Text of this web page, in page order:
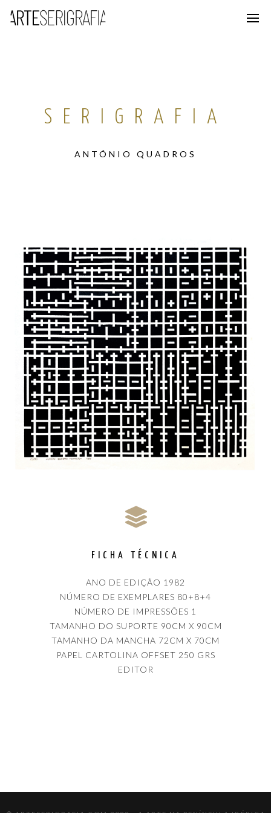
SERIGRAFIA
ANTÓNIO QUADROS
FICHA TÉCNICA
ANO DE EDIÇÃO 1982
NÚMERO DE EXEMPLARES 80+8+4
NÚMERO DE IMPRESSÕES 1
TAMANHO DO SUPORTE 90CM X 90CM
TAMANHO DA MANCHA 72CM X 70CM
PAPEL CARTOLINA OFFSET 250 GRS
EDITOR